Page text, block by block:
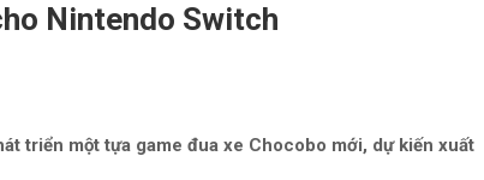
Nintendo Switch
triển một tựa game đua xe Chocobo mới, dự kiến xuất